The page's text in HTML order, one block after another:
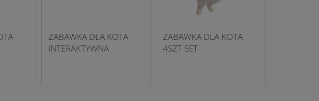
ZABAWKA DLA KOTA
INTERAKTYWNA
ZABAWKA DLA KOTA
4SZT SET